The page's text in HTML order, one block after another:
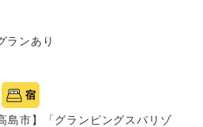
ランあり
宿
島市】「グランピングスパリゾ